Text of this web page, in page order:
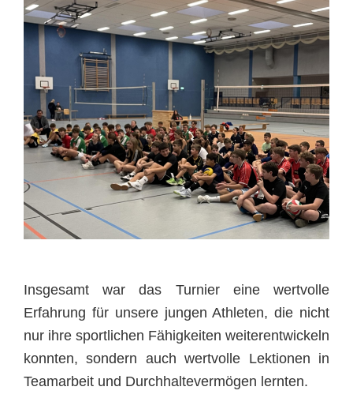
Insgesamt war das Turnier eine wertvolle
Erfahrung für unsere jungen Athleten, die nicht
nur ihre sportlichen Fähigkeiten weiterentwickeln
konnten, sondern auch wertvolle Lektionen in
Teamarbeit und Durchhaltevermögen lernten.